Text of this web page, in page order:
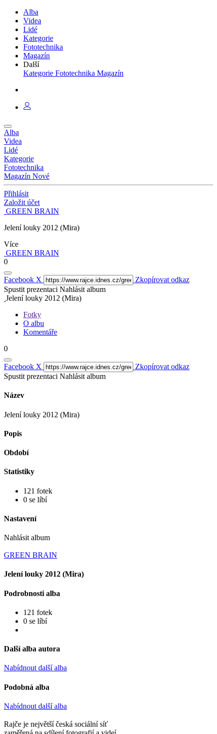
Alba
Videa
Lidé
Kategorie
Fototechnika
Magazín
Další
Kategorie Fototechnika Magazín
Alba
Videa
Lidé
Kategorie
Fototechnika
Magazín Nové
Přihlásit
Založit účet
GREEN BRAIN
Jelení louky 2012 (Mira)
Více
GREEN BRAIN
0
Facebook X
Zkopírovat odkaz
Spustit prezentaci Nahlásit album
Jelení louky 2012 (Mira)
Fotky
O albu
Komentáře
0
Facebook X
Zkopírovat odkaz
Spustit prezentaci Nahlásit album
Název
Jelení louky 2012 (Mira)
Popis
Období
Statistiky
121 fotek
0 se líbí
Nastavení
Nahlásit album
GREEN BRAIN
Jelení louky 2012 (Mira)
Podrobnosti alba
121 fotek
0 se líbí
Další alba autora
Nabídnout další alba
Podobná alba
Nabídnout další alba
Rajče je největší česká sociální síť